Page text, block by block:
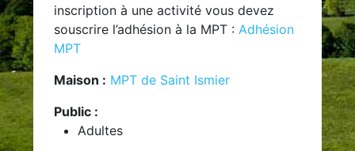
inscription à une activité vous devez
souscrire l’adhésion à la MPT : Adhésion
MPT
Maison : MPT de Saint Ismier
Public :
Adultes